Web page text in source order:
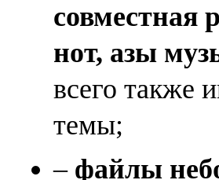
совместная
нот, азы
всего также
темы;
– файлы